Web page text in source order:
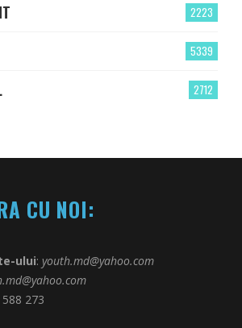
2223
5339
2712
CU NOI:
ului: youth.md@yahoo.com
273